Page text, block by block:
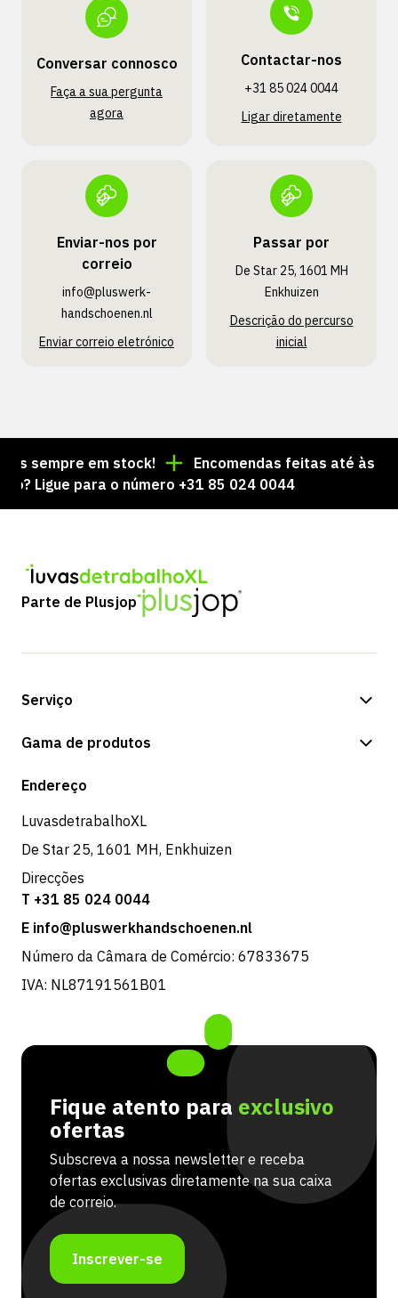
Conversar connosco
Faça a sua pergunta
agora
Contactar-nos
+31 85 024 0044
Ligar diretamente
Enviar-nos por
correio
info@pluswerk­
handschoenen.nl
Enviar correio eletrónico
Passar por
De Star 25, 1601 MH
Enkhuizen
Descrição do percurso
inicial
sempre em stock!
Encomendas feitas até às 15:00
para o número +31 85 024 0044
Parte de Plusjop
Serviço
Opções de pagamento
Devoluções e serviço
Gama de produtos
Loja
Endereço
LuvasdetrabalhoXL
De Star 25, 1601 MH, Enkhuizen
Direcções
T +31 85 024 0044
E info@pluswerkhandschoenen.nl
Número da Câmara de Comércio: 67833675
IVA: NL87191561B01
Fique atento para exclusivo
ofertas
Subscreva a nossa newsletter e receba
ofertas exclusivas diretamente na sua caixa
de correio.
Inscrever-se